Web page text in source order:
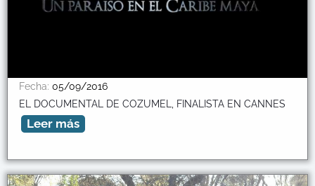
Fecha: 05/09/2016
EL DOCUMENTAL DE COZUMEL, FINALISTA EN CANNES
Leer más